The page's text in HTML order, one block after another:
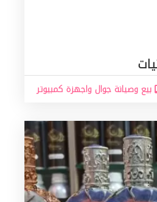
بيع وصيانة جوال واجهزة كمبيوتر